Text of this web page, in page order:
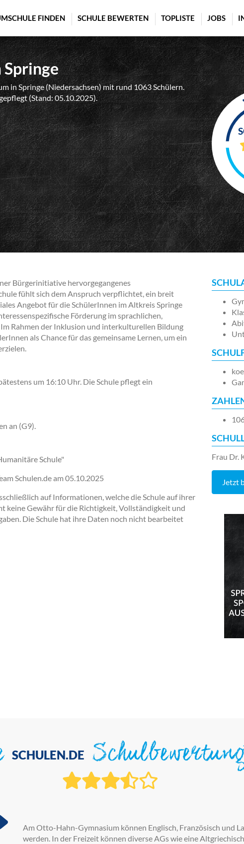
FINDEN SCHULE BEWERTEN TOPLISTE JOBS
in Springe (Niedersachsen) mit rund 1063 Schülern.
(Stand: 05.10.2025).
Bürgerinitiative hervorgegangenes
fühlt sich dem Anspruch verpflichtet, ein breit
Angebot für die SchülerInnen im Altkreis Springe
Förderung im sprachlichen,
Rahmen der Inklusion und interkulturellen Bildung
als Chance für das gemeinsame Lernen, um ein
um 16:10 Uhr. Die Schule pflegt ein
an (G9).
Schule"
Schulen.de am 05.10.2025
auf Informationen, welche die Schule auf ihrer
keine Gewähr für die Richtigkeit, Vollständigkeit und
Die Schule hat ihre Daten noch nicht bearbeitet
Frau Dr.
Jetzt
SCHULEN.DE
Am Otto-Hahn-Gymnasium können Englisch, Französisch und
werden. In der Freizeit können diverse AGs wie eine